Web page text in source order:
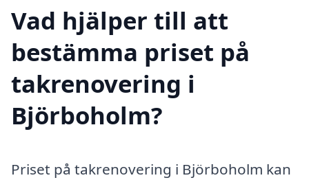
Vad hjälper till att
bestämma priset på
takrenovering i
Björboholm?
Priset på takrenovering i Björboholm kan